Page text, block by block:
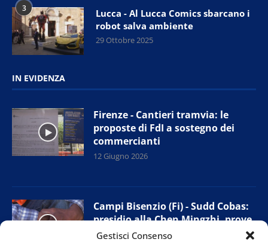
Gestisci Consenso
3
Lucca - Al Lucca Comics sbarcano i
robot salva ambiente
29 Ottobre 2025
IN EVIDENZA
Firenze - Cantieri tramvia: le
proposte di FdI a sostegno dei
commercianti
12 Giugno 2026
Campi Bisenzio (Fi) - Sudd Cobas:
presidio alla Chen Mingzhi, prove
di accordo con l’azienda